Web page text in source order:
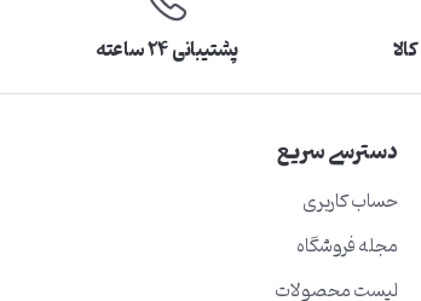
پشتیبانی ۲۴ ساعته
دسترسی سریع
حساب کاربری
مجله فروشگاه
لیست محصولات